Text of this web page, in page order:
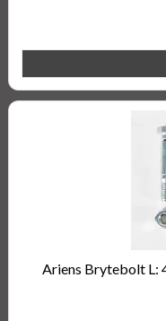
Ariens Brytebolt L: